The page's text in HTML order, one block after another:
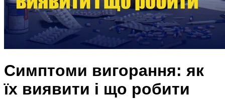
Симптоми вигорання: як
їх виявити і що робити